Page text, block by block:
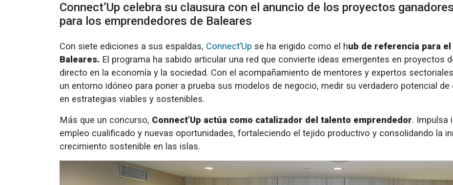
Connect’Up celebra su clausura con el anuncio de los proyectos
para los emprendedores de Baleares
Con siete ediciones a sus espaldas, Connect’Up se ha erigido como el hub de referencia para
Baleares. El programa ha sabido articular una red que convierte ideas emergentes en proyectos
directo en la economía y la sociedad. Con el acompañamiento de mentores y expertos
un entorno idóneo para poner a prueba sus modelos de negocio, medir su verdadero potencial
en estrategias viables y sostenibles.
Más que un concurso, Connect’Up actúa como catalizador del talento emprendedor. Impulsa
empleo cualificado y nuevas oportunidades, fortaleciendo el tejido productivo y consolidando la
crecimiento sostenible en las islas.